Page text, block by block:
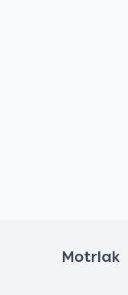
Motrlak